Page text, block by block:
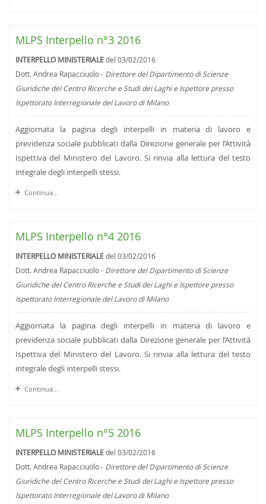
MLPS Interpello n°3 2016
INTERPELLO MINISTERIALEdel 03/02/2016
Dott. Andrea Rapacciuolo - Direttore del Dipartimento di Scienze
Giuridiche del Centro Ricerche e Studi dei Laghi e Ispettore presso
Ispettorato Interregionale del Lavoro di Milano
Aggiornata la pagina degli interpelli in materia di lavoro e
previdenza sociale pubblicati dalla Direzione generale per l’Attività
Ispettiva del Ministero del Lavoro. Si rinvia alla lettura del testo
integrale degli interpelli stessi.
Continua...
MLPS Interpello n°4 2016
INTERPELLO MINISTERIALEdel 03/02/2016
Dott. Andrea Rapacciuolo - Direttore del Dipartimento di Scienze
Giuridiche del Centro Ricerche e Studi dei Laghi e Ispettore presso
Ispettorato Interregionale del Lavoro di Milano
Aggiornata la pagina degli interpelli in materia di lavoro e
previdenza sociale pubblicati dalla Direzione generale per l’Attività
Ispettiva del Ministero del Lavoro. Si rinvia alla lettura del testo
integrale degli interpelli stessi.
Continua...
MLPS Interpello n°5 2016
INTERPELLO MINISTERIALEdel 03/02/2016
Dott. Andrea Rapacciuolo - Direttore del Dipartimento di Scienze
Giuridiche del Centro Ricerche e Studi dei Laghi e Ispettore presso
Ispettorato Interregionale del Lavoro di Milano